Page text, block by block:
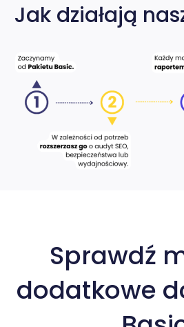
Jak działają
Sprawdź
dodatkowe